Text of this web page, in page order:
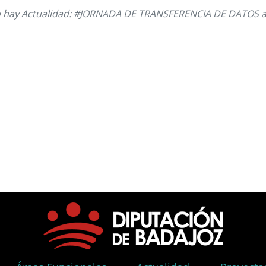
Actualidad: #JORNADA DE TRANSFERENCIA DE DATOS